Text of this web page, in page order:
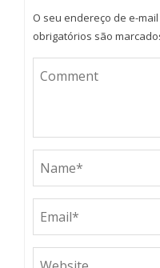
O seu endereço de e-
obrigatórios são